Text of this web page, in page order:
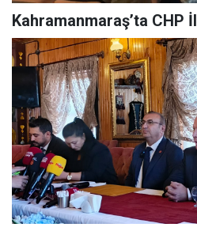
Kahramanmaraş’ta CHP